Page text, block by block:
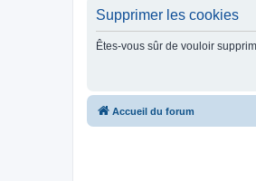
Supprimer les cookies
Êtes-vous sûr de vouloir
Accueil du forum